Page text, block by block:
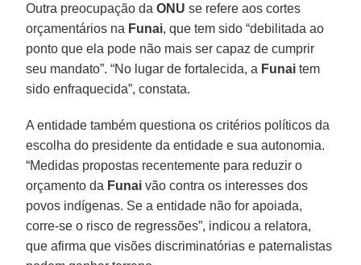
Outra preocupação daONU se refere aos cortes
orçamentários na Funai, que tem sido “debilitada ao
ponto que ela pode não mais ser capaz de cumprir
seu mandato”. “No lugar de fortalecida, a Funai tem
sido enfraquecida”, constata.
A entidade também questiona os critérios políticos da
escolha do presidente da entidade e sua autonomia.
“Medidas propostas recentemente para reduzir o
orçamento da Funai vão contra os interesses dos
povos indígenas. Se a entidade não for apoiada,
corre-se o risco de regressões”, indicou a relatora,
que afirma que visões discriminatórias e paternalistas